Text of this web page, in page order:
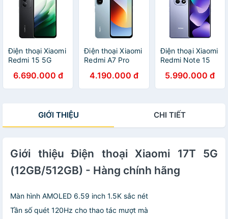
Điện thoại Xiaomi
Redmi 15 5G
Hàng chính hãng
6.690.000 đ
Điện thoại Xiaomi
Redmi A7 Pro
Hàng chính hãng
4.190.000 đ
Điện thoại Xiaomi
Redmi Note 15
Hàng chính hãng
5.990.000 đ
GIỚI THIỆU CHI TIẾT
Giới thiệu Điện thoại Xiaomi 17T 5G
(12GB/512GB) - Hàng chính hãng
Màn hình AMOLED 6.59 inch 1.5K sắc nét
Tần số quét 120Hz cho thao tác mượt mà